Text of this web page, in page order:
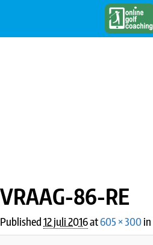
VRAAG-86-RE
Published12 juli 2016at605 × 300in